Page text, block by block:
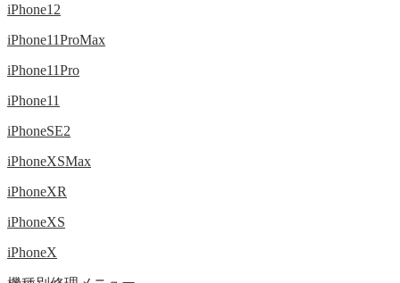
iPhone12
iPhone11ProMax
iPhone11Pro
iPhone11
iPhoneSE2
iPhoneXSMax
iPhoneXR
iPhoneXS
iPhoneX